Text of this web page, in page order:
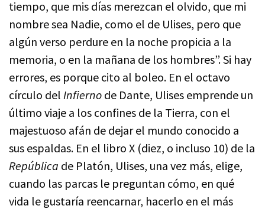
tiempo, que mis días merezcan el olvido, que mi
nombre sea Nadie, como el de Ulises, pero que
algún verso perdure en la noche propicia a la
memoria, o en la mañana de los hombres”. Si hay
errores, es porque cito al boleo. En el octavo
círculo del Infierno de Dante, Ulises emprende un
último viaje a los confines de la Tierra, con el
majestuoso afán de dejar el mundo conocido a
sus espaldas. En el libro X (diez, o incluso 10) de la
República de Platón, Ulises, una vez más, elige,
cuando las parcas le preguntan cómo, en qué
vida le gustaría reencarnar, hacerlo en el más